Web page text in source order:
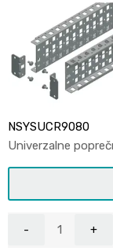
NSYSUCR9080
Univerzalne